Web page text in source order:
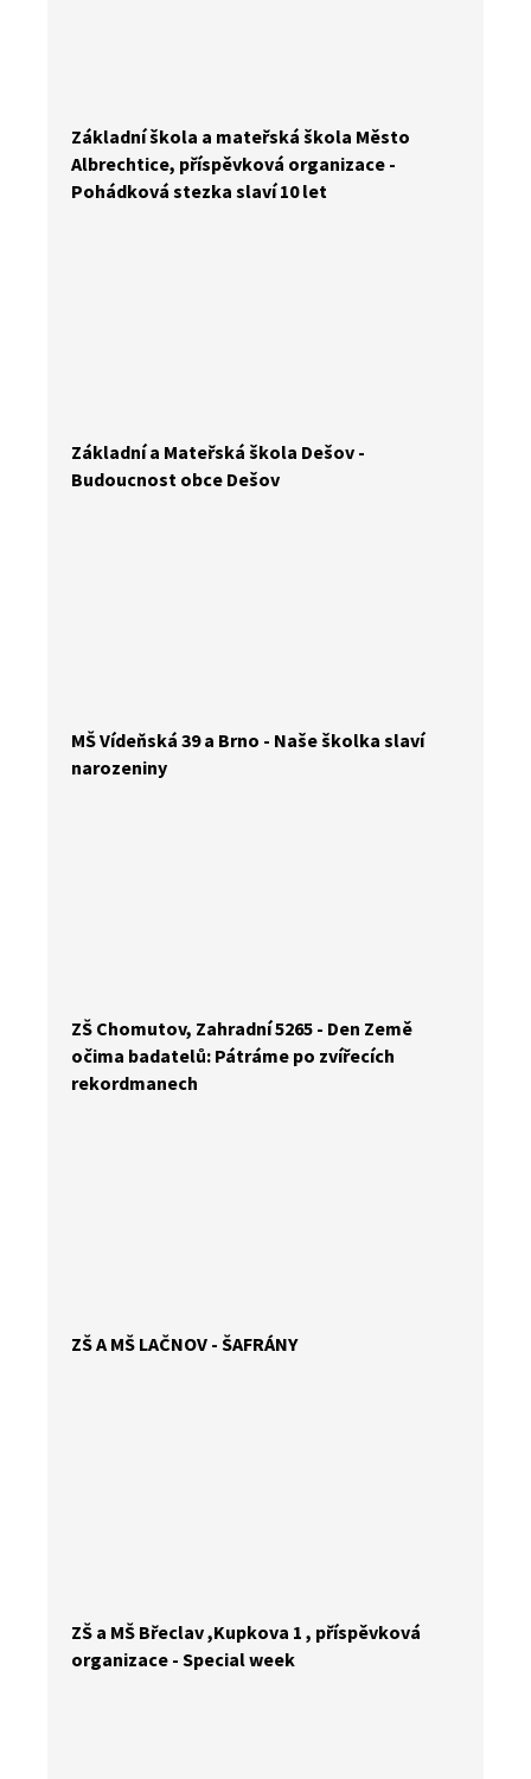
Základní škola a mateřská škola Město
Albrechtice, příspěvková organizace -
Pohádková stezka slaví 10 let
Základní a Mateřská škola Dešov -
Budoucnost obce Dešov
MŠ Vídeňská 39 a Brno - Naše školka slaví
narozeniny
ZŠ Chomutov, Zahradní 5265 - Den Země
očima badatelů: Pátráme po zvířecích
rekordmanech
ZŠ A MŠ LAČNOV - ŠAFRÁNY
ZŠ a MŠ Břeclav ,Kupkova 1 , příspěvková
organizace - Special week